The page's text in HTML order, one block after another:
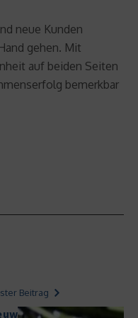
neue Kunden
gehen. Mit
auf beiden Seiten
bemerkbar
Beitrag